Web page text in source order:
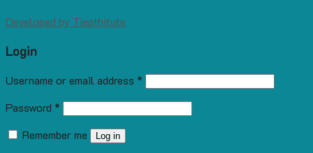
Developed by Tiepthitute
Login
Username or email address *
Password *
Remember me
Log in